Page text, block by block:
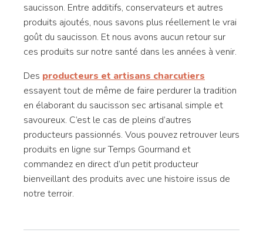
saucisson. Entre additifs, conservateurs et autres
produits ajoutés, nous savons plus réellement le vrai
goût du saucisson. Et nous avons aucun retour sur
ces produits sur notre santé dans les années à venir.
Des producteurs et artisans charcutiers
essayent tout de même de faire perdurer la tradition
en élaborant du saucisson sec artisanal simple et
savoureux. C’est le cas de pleins d’autres
producteurs passionnés. Vous pouvez retrouver leurs
produits en ligne sur Temps Gourmand et
commandez en direct d’un petit producteur
bienveillant des produits avec une histoire issus de
notre terroir.